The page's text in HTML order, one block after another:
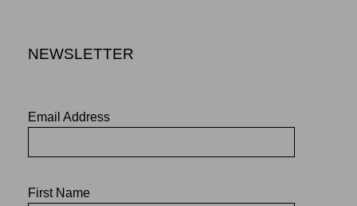
NEWSLETTER
Email Address
First Name